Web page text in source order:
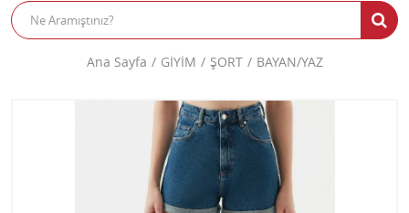
Ana Sayfa GİYİM ŞORT BAYAN/YAZ